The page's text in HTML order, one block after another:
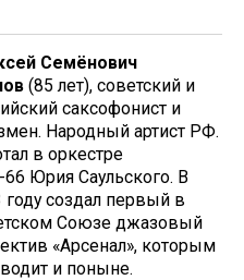
Семёнович
(85 лет), советский и
саксофонист и
Народный артист РФ.
в оркестре
Юрия Саульского. В
году создал первый в
Союзе джазовый
«Арсенал», которым
и поныне.